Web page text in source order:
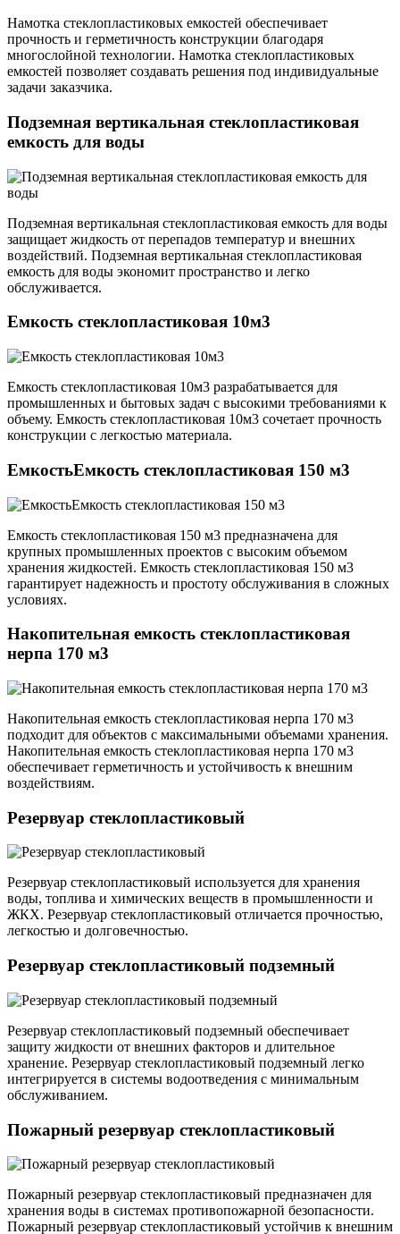
Намотка стеклопластиковых емкостей обеспечивает
прочность и герметичность конструкции благодаря
многослойной технологии. Намотка стеклопластиковых
емкостей позволяет создавать решения под индивидуальные
задачи заказчика.
Подземная вертикальная стеклопластиковая
емкость для воды
Подземная вертикальная стеклопластиковая емкость для воды
защищает жидкость от перепадов температур и внешних
воздействий. Подземная вертикальная стеклопластиковая
емкость для воды экономит пространство и легко
обслуживается.
Емкость стеклопластиковая 10м3
Емкость стеклопластиковая 10м3 разрабатывается для
промышленных и бытовых задач с высокими требованиями к
объему. Емкость стеклопластиковая 10м3 сочетает прочность
конструкции с легкостью материала.
ЕмкостьЕмкость стеклопластиковая 150 м3
Емкость стеклопластиковая 150 м3 предназначена для
крупных промышленных проектов с высоким объемом
хранения жидкостей. Емкость стеклопластиковая 150 м3
гарантирует надежность и простоту обслуживания в сложных
условиях.
Накопительная емкость стеклопластиковая
нерпа 170 м3
Накопительная емкость стеклопластиковая нерпа 170 м3
подходит для объектов с максимальными объемами хранения.
Накопительная емкость стеклопластиковая нерпа 170 м3
обеспечивает герметичность и устойчивость к внешним
воздействиям.
Резервуар стеклопластиковый
Резервуар стеклопластиковый используется для хранения
воды, топлива и химических веществ в промышленности и
ЖКХ. Резервуар стеклопластиковый отличается прочностью,
легкостью и долговечностью.
Резервуар стеклопластиковый подземный
Резервуар стеклопластиковый подземный обеспечивает
защиту жидкости от внешних факторов и длительное
хранение. Резервуар стеклопластиковый подземный легко
интегрируется в системы водоотведения с минимальным
обслуживанием.
Пожарный резервуар стеклопластиковый
Пожарный резервуар стеклопластиковый предназначен для
хранения воды в системах противопожарной безопасности.
Пожарный резервуар стеклопластиковый устойчив к внешним